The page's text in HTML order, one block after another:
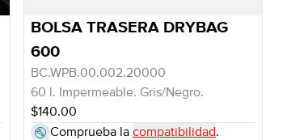
BOLSA TRASERA DRYBAG
600
BC.WPB.00.002.20000
60 l. Impermeable. Gris/Negro.
$140.00
Comprueba la compatibilidad.